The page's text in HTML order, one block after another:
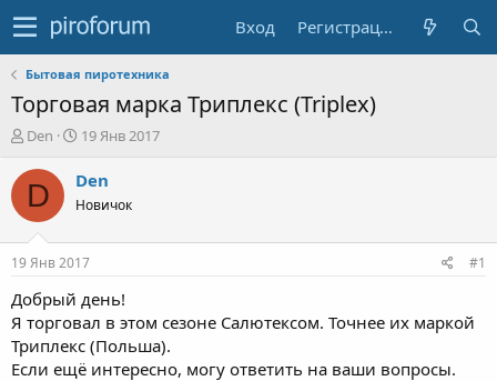
Вход Регистрация
Бытовая пиротехника
Торговая марка Триплекс (Triplex)
А
т
о
р
е
м
ы
Den
Д
т
н
ч
а
л
а
19 Янв 2017
D Den
Новичок
19 Янв 2017 #1
Добрый день!
Я торговал в этом сезоне Салютексом. Точнее их маркой
Триплекс (Польша).
Если ещё интересно, могу ответить на ваши вопросы.